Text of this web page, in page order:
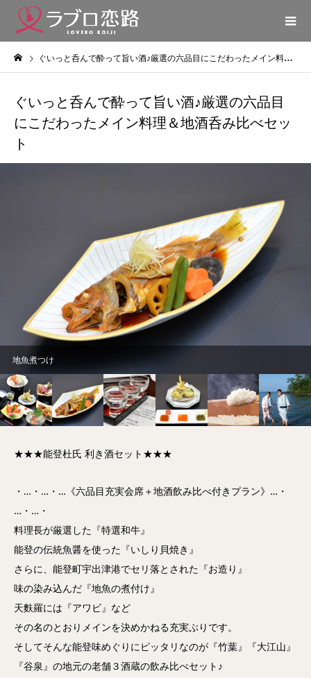
ぐいっと呑んで酔って旨い酒♪厳選の六品目にこだわったメイン料理＆地酒呑み比べセット
ぐいっと呑んで酔って旨い酒♪厳選の六品目
にこだわったメイン料理＆地酒呑み比べセッ
ト
地酒呑み比べセット
★★★能登杜氏 利き酒セット★★★
・…・…・…《六品目充実会席＋地酒飲み比べ付きプラン》…・
…・…・
料理長が厳選した『特選和牛』
能登の伝統魚醤を使った『いしり貝焼き』
さらに、能登町宇出津港でセリ落とされた『お造り』
味の染み込んだ『地魚の煮付け』
天麩羅には『アワビ』など
その名のとおりメインを決めかねる充実ぶりです。
そしてそんな能登味めぐりにピッタリなのが『竹葉』『大江山』
『谷泉』の地元の老舗３酒蔵の飲み比べセット♪